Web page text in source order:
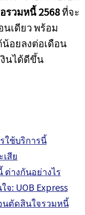
รวมหนี้ 2568ที่จะ
เดียว พร้อม
อยลงต่อเดือน
นได้ดีขึ้น
ใช้บริการนี้
สีย
ต่างกันอย่างไร
: UOB Express
นตัดสินใจรวมหนี้